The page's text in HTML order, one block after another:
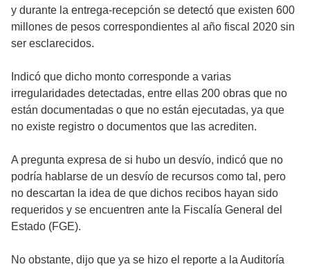
y durante la entrega-recepción se detectó que existen 600
millones de pesos correspondientes al año fiscal 2020 sin
ser esclarecidos.
Indicó que dicho monto corresponde a varias
irregularidades detectadas, entre ellas 200 obras que no
están documentadas o que no están ejecutadas, ya que
no existe registro o documentos que las acrediten.
A pregunta expresa de si hubo un desvío, indicó que no
podría hablarse de un desvío de recursos como tal, pero
no descartan la idea de que dichos recibos hayan sido
requeridos y se encuentren ante la Fiscalía General del
Estado (FGE).
No obstante, dijo que ya se hizo el reporte a la Auditoría